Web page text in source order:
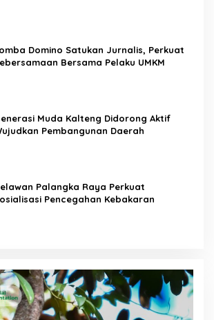
Domino Satukan Jurnalis, Perkuat
Bersama Pelaku UMKM
Muda Kalteng Didorong Aktif
Pembangunan Daerah
Palangka Raya Perkuat
Pencegahan Kebakaran